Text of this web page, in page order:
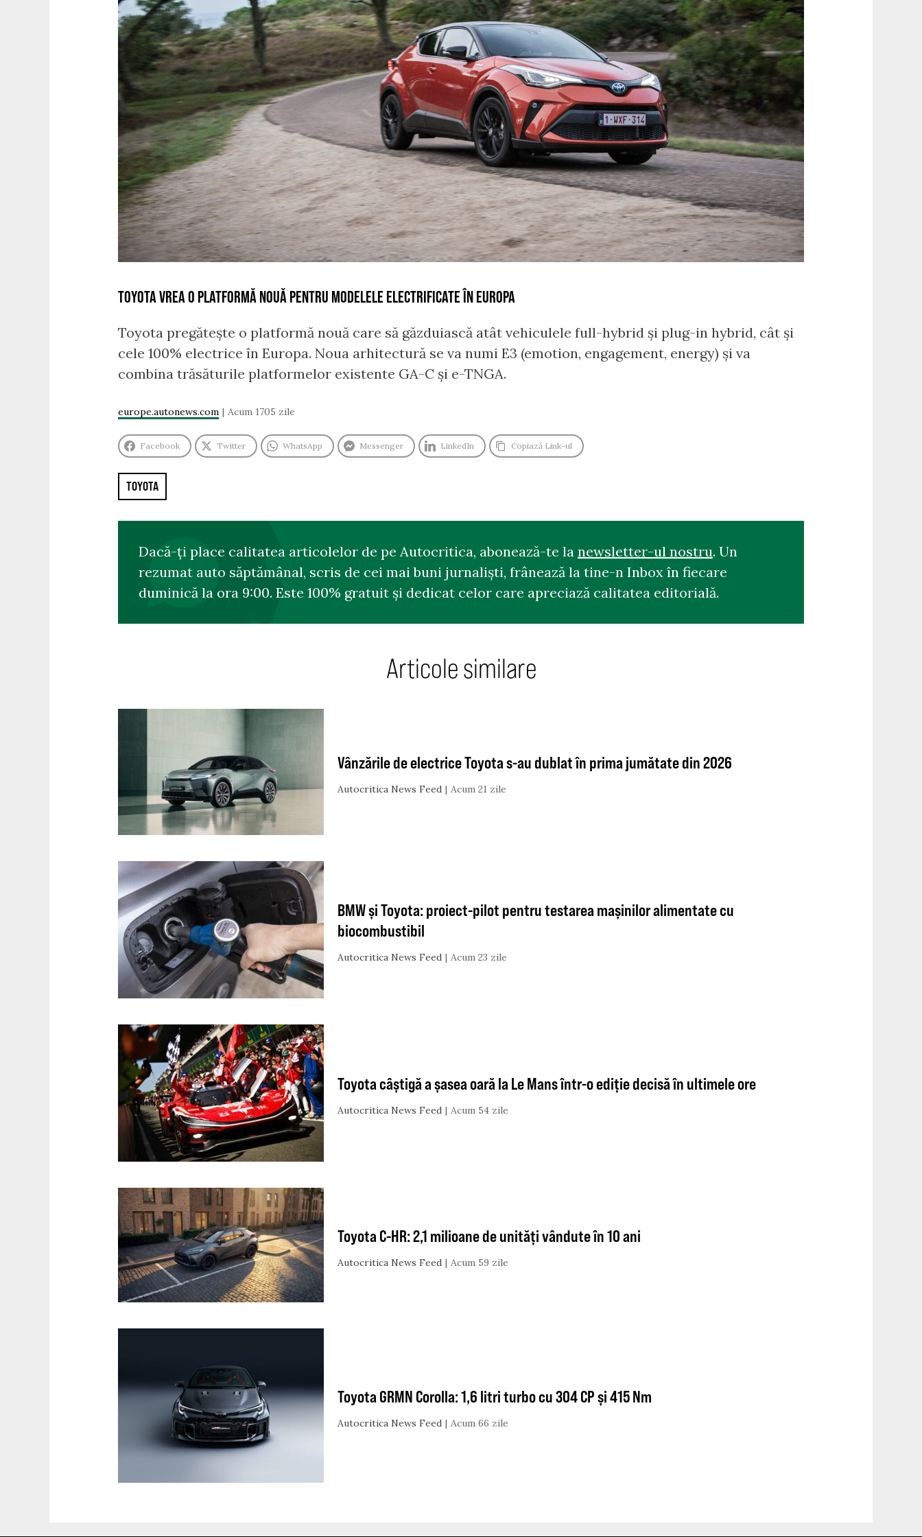
TOYOTA VREA O PLATFORMĂ NOUĂ PENTRU MODELELE ELECTRIFICATE ÎN EUROPA
Toyota pregătește o platformă nouă care să găzduiască atât vehiculele full-hybrid și plug-in hybrid, cât și
cele 100% electrice în Europa. Noua arhitectură se va numi E3 (emotion, engagement, energy) și va
combina trăsăturile platformelor existente GA-C și e-TNGA.
europe.autonews.com Acum 1705 zile
Facebook Twitter WhatsApp Messenger LinkedIn Copiază Link-ul
TOYOTA
Dacă-ți place calitatea articolelor de pe Autocritica, abonează-te la newsletter-ul nostru. Un
rezumat auto săptămânal, scris de cei mai buni jurnaliști, frânează la tine-n Inbox în fiecare
duminică la ora 9:00. Este 100% gratuit și dedicat celor care apreciază calitatea editorială.
Articole similare
Vânzările de electrice Toyota s-au dublat în prima jumătate din 2026
Autocritica News Feed Acum 21 zile
BMW și Toyota: proiect-pilot pentru testarea mașinilor alimentate cu
biocombustibil
Autocritica News Feed Acum 23 zile
Toyota câștigă a șasea oară la Le Mans într-o ediție decisă în ultimele ore
Autocritica News Feed Acum 54 zile
Toyota C-HR: 2,1 milioane de unități vândute în 10 ani
Autocritica News Feed Acum 59 zile
Toyota GRMN Corolla: 1,6 litri turbo cu 304 CP și 415 Nm
Autocritica News Feed Acum 66 zile